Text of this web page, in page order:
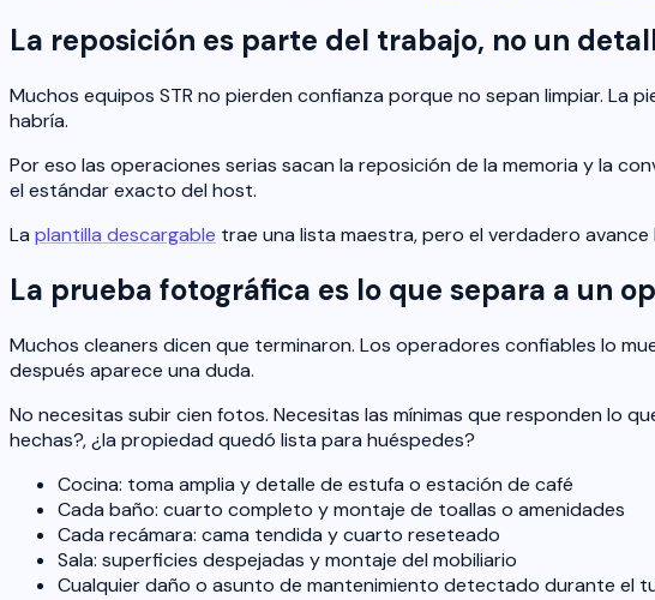
La reposición es parte del trabajo, no un
Muchos equipos STR no pierden confianza porque no sepan limpiar.
habría.
Por eso las operaciones serias sacan la reposición de la memoria y la
el estándar exacto del host.
La plantilla descargable trae una lista maestra, pero el verdadero
La prueba fotográfica es lo que separa a un
Muchos cleaners dicen que terminaron. Los operadores confiables lo
después aparece una duda.
No necesitas subir cien fotos. Necesitas las mínimas que responden lo
hechas?, ¿la propiedad quedó lista para huéspedes?
Cocina: toma amplia y detalle de estufa o estación de café
Cada baño: cuarto completo y montaje de toallas o amenidades
Cada recámara: cama tendida y cuarto reseteado
Sala: superficies despejadas y montaje del mobiliario
Cualquier daño o asunto de mantenimiento detectado durante el